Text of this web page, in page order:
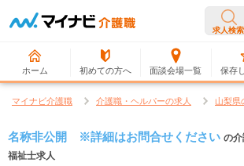
求人検索
ホーム 初めての方へ 面談会場一覧 保存
マイナビ介護職 介護職・ヘルパーの求人 山梨県
名称非公開 ※詳細はお問合せください の
福祉士求人